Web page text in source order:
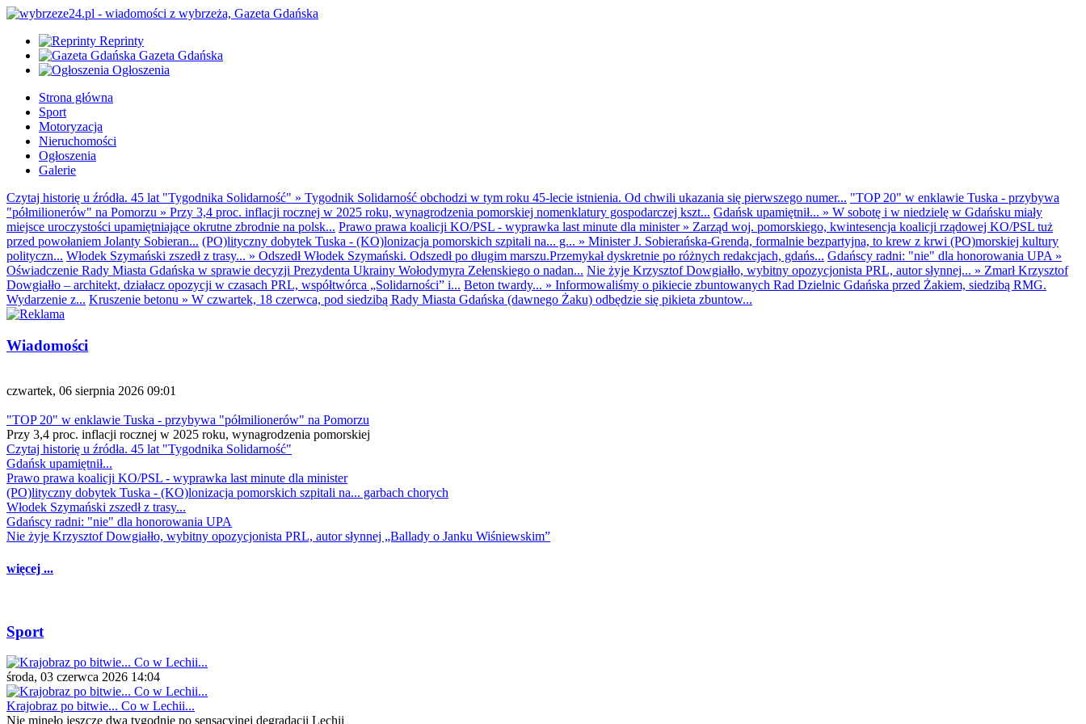
Reprinty
Gazeta Gdańska
Ogłoszenia
Strona główna
Sport
Motoryzacja
Nieruchomości
Ogłoszenia
Galerie
Czytaj historię u źródła. 45 lat "Tygodnika Solidarność" » Tygodnik Solidarność obchodzi w tym roku 45-lecie istnienia. Od chwili ukazania się pierwszego numer... "TOP 20" w enklawie Tuska - przybywa
"półmilionerów" na Pomorzu » Przy 3,4 proc. inflacji rocznej w 2025 roku, wynagrodzenia pomorskiej nomenklatury gospodarczej kszt... Gdańsk upamiętnił... » W sobotę i w niedzielę w Gdańsku miały
miejsce uroczystości upamiętniające okrutne zbrodnie na polsk... Prawo prawa koalicji KO/PSL - wyprawka last minute dla minister» Zarząd woj. pomorskiego, kwintesencja koalicji rządowej KO/PSL tuż
przed powołaniem Jolanty Sobieran... (PO)lityczny dobytek Tuska - (KO)lonizacja pomorskich szpitali na... g... » Minister J. Sobierańska-Grenda, formalnie bezpartyjna, to krew z krwi (PO)morskiej kultury
polityczn... Włodek Szymański zszedł z trasy... » Odszedł Włodek Szymański. Odszedł po długim marszu.Przemykał dyskretnie po różnych redakcjach, gdańs... Gdańscy radni: "nie" dla honorowania UPA »
Oświadczenie Rady Miasta Gdańska w sprawie decyzji Prezydenta Ukrainy Wołodymyra Zełenskiego o nadan... Nie żyje Krzysztof Dowgiałło, wybitny opozycjonista PRL, autor słynnej... » Zmarł Krzysztof
Dowgiałło – architekt, działacz opozycji w czasach PRL, współtwórca „Solidarności” i... Beton twardy... » Informowaliśmy o pikiecie zbuntowanych Rad Dzielnic Gdańska przed Żakiem, siedzibą RMG.
Wydarzenie z... Kruszenie betonu » W czwartek, 18 czerwca, pod siedzibą Rady Miasta Gdańska (dawnego Żaku) odbędzie się pikieta zbuntow...
Wiadomości
czwartek, 06 sierpnia 2026 09:01
"TOP 20" w enklawie Tuska - przybywa "półmilionerów" na Pomorzu
Przy 3,4 proc. inflacji rocznej w 2025 roku, wynagrodzenia pomorskiej
Czytaj historię u źródła. 45 lat "Tygodnika Solidarność"
Gdańsk upamiętnił...
Prawo prawa koalicji KO/PSL - wyprawka last minute dla minister
(PO)lityczny dobytek Tuska - (KO)lonizacja pomorskich szpitali na... garbach chorych
Włodek Szymański zszedł z trasy...
Gdańscy radni: "nie" dla honorowania UPA
Nie żyje Krzysztof Dowgiałło, wybitny opozycjonista PRL, autor słynnej „Ballady o Janku Wiśniewskim”
więcej ...
Sport
środa, 03 czerwca 2026 14:04
Krajobraz po bitwie... Co w Lechii...
Nie minęło jeszcze dwa tygodnie po sensacyjnej degradacji Lechii